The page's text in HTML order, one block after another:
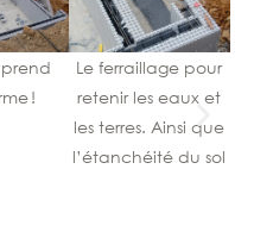
prend
!
Le ferraillage pour
retenir les eaux et
les terres. Ainsi que
l’étanchéité du sol